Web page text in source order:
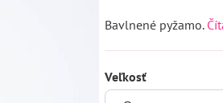
Bavlnené pyžamo.
Veľkosť